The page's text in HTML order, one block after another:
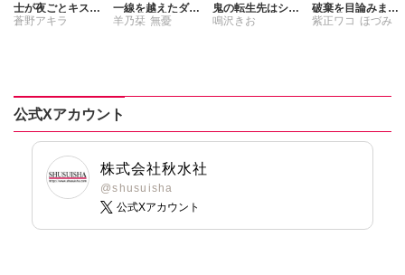
士が夜ごとキスを
迫ってくる～ただ
蒼野アキラ
一線を越えたダサ
眼鏡、京都の御曹
羊乃栞 無憂
鬼の転生先はシン
ママでした Ⅶ
鳴沢きお
破棄を目論みまし
たが、陛下にはお
紫正ワコ ほづみ
公式Xアカウント
株式会社秋水社
@shusuisha
公式Xアカウント